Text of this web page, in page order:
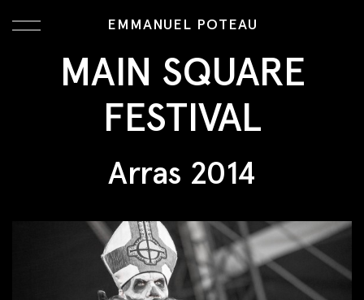
EMMANUEL POTEAU
MAIN SQUARE
FESTIVAL
Arras 2014